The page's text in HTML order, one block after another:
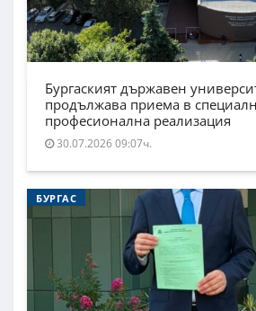
Бургаският държавен
продължава приема в
професионална реализация
30.07.2026 09:07ч.
БУРГАС